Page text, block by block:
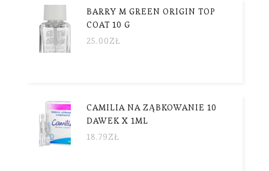
BARRY M GREEN ORIGIN TOP
COAT 10 G
25.00ZŁ
CAMILIA NA ZĄBKOWANIE 10
DAWEK X 1ML
18.79ZŁ